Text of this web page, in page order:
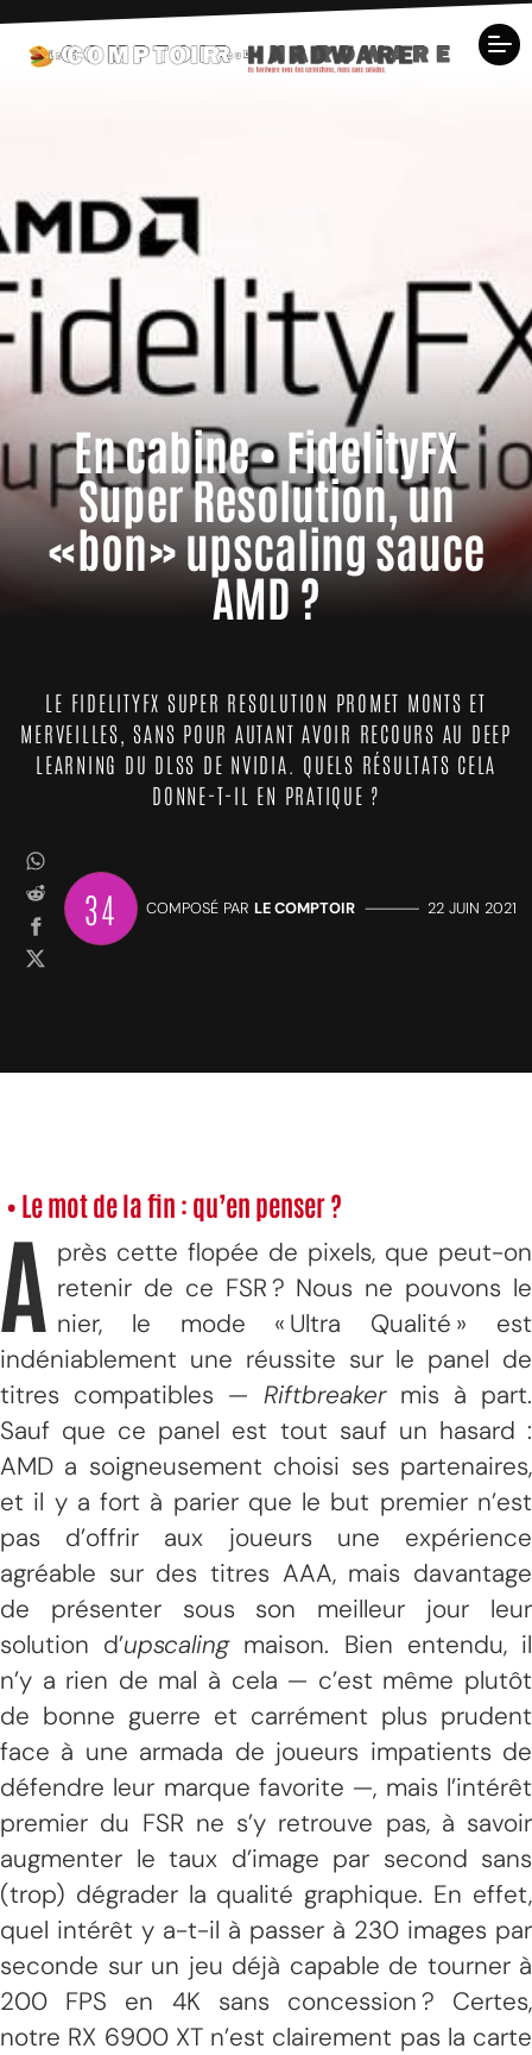
En cabine • FidelityFX
Super Resolution, un
«bon» upscaling sauce
AMD ?
LE FIDELITYFX SUPER RESOLUTION PROMET MONTS ET
MERVEILLES, SANS POUR AUTANT AVOIR RECOURS AU DEEP
LEARNING DU DLSS DE NVIDIA. QUELS RÉSULTATS CELA
DONNE-T-IL EN PRATIQUE ?
34 COMPOSÉ PAR LE COMPTOIR ————— 22 JUIN 2021
• Le mot de la fin : qu’en penser ?
A près cette flopée de pixels, que peut-on
retenir de ce FSR ? Nous ne pouvons le
nier, le mode « Ultra Qualité » est
indéniablement une réussite sur le panel de
titres compatibles — Riftbreakermis à part.
Sauf que ce panel est tout sauf un hasard :
AMD a soigneusement choisi ses partenaires,
et il y a fort à parier que le but premier n’est
pas d’offrir aux joueurs une expérience
agréable sur des titres AAA, mais davantage
de présenter sous son meilleur jour leur
solution d’upscalingmaison. Bien entendu, il
n’y a rien de mal à cela — c’est même plutôt
de bonne guerre et carrément plus prudent
face à une armada de joueurs impatients de
défendre leur marque favorite —, mais l’intérêt
premier du FSR ne s’y retrouve pas, à savoir
augmenter le taux d’image par second sans
(trop) dégrader la qualité graphique. En effet,
quel intérêt y a-t-il à passer à 230 images par
seconde sur un jeu déjà capable de tourner à
200 FPS en 4K sans concession ? Certes,
notre RX 6900 XT n’est clairement pas la carte